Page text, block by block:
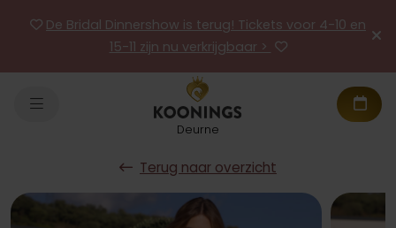
De Bridal Dinnershow is terug! Tickets voor 4-10 en
15-11 zijn nu verkrijgbaar >
Deurne
Terug naar overzicht